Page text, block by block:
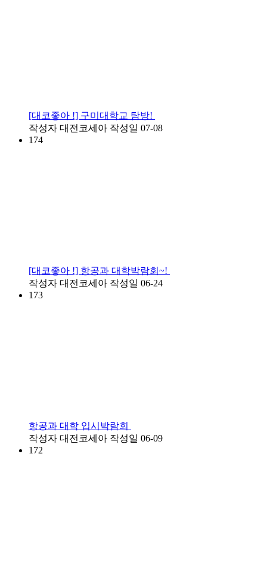
[대코좋아 !] 구미대학교 탐방!
작성자 대전코세아 작성일 07-08
174
[대코좋아 !] 항공과 대학박람회~!
작성자 대전코세아 작성일 06-24
173
항공과 대학 입시박람회
작성자 대전코세아 작성일 06-09
172